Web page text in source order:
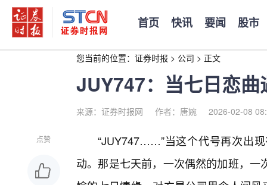
首页 快讯 要闻 股市
您当前的位置： 证券时报 > 公司 > 正文
JUY747：当七日恋
来源：证券时报网 作者：唐婉 2026-02-08
点赞
“JUY747……”当这个代号再次出
动。那是七天前，一次偶然的加班，